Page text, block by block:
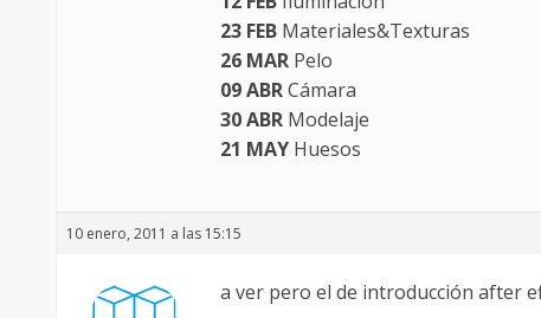
23 FEB Materiales&Texturas
26 MAR Pelo
09 ABRCámara
30 ABR Modelaje
21 MAY Huesos
10 enero, 2011 a las 15:15
a ver pero el de introducción after